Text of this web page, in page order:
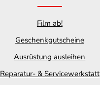
Film ab!
Geschenkgutscheine
Ausrüstung ausleihen
Reparatur- & Servicewerkstatt